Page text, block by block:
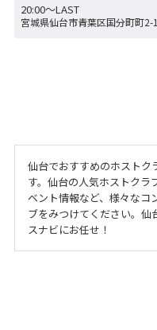
20:00～LAST
宮城県仙台市青葉区国分町町2-
仙台でおすすめのホストク
す。仙台の人気ホストクラ
ベント情報など、様々なコ
ブをみつけてください。仙
スナビにお任せ！